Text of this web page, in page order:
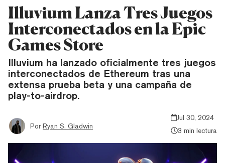
Illuvium Lanza Tres Juegos
Interconectados en la Epic
Games Store
Illuvium ha lanzado oficialmente tres juegos
interconectados de Ethereum tras una
extensa prueba beta y una campaña de
play-to-airdrop.
Por Ryan S. Gladwin
Jul 30, 2024
3 min lectura